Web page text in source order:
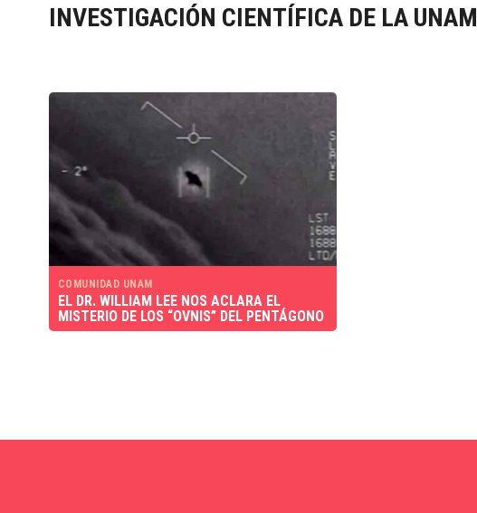
INVESTIGACIÓN CIENTÍFICA DE LA UNAM
COMUNIDAD UNAM
EL DR. WILLIAM LEE NOS ACLARA EL
MISTERIO DE LOS “OVNIS” DEL PENTÁGONO